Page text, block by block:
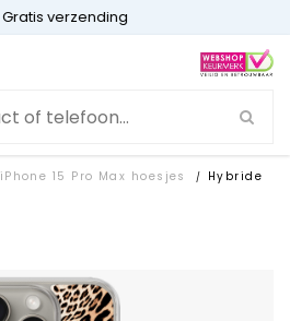
Gratis verzending
iPhone 15 Pro Max hoesjes /
Hybride